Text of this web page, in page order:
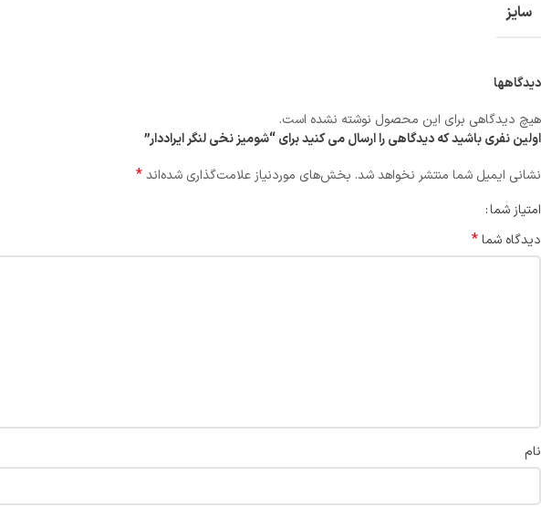
سایز
دیدگاهها
هیچ دیدگاهی برای این محصول نوشته نشده است.
اولین نفری باشید که دیدگاهی را ارسال می کنید برای “شومیز نخی لنگر ایراددار”
نشانی ایمیل شما منتشر نخواهد شد. بخش‌های موردنیاز علامت‌گذاری شده‌اند*
امتیاز شما
دیدگاه شما*
نام